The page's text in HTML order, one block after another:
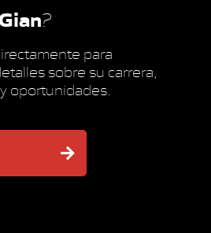
?
para
sobre su carrera,
oportunidades.